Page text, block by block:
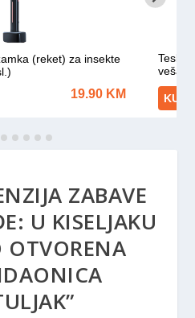
ZABAVE
U KISELJAKU
OTVORENA